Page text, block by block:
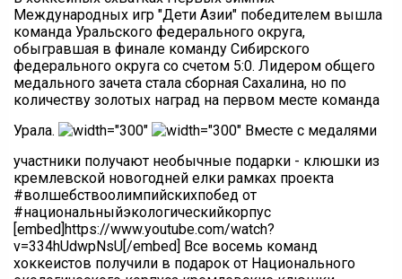
Международных игр "Дети Азии" победителем вышла
команда Уральского федерального округа,
обыгравшая в финале команду Сибирского
федерального округа со счетом 5:0. Лидером общего
медального зачета стала сборная Сахалина, но по
количеству золотых наград на первом месте команда
Урала.
Вместе с медалями
участники получают необычные подарки - клюшки из
кремлевской новогодней елки рамках проекта
#волшебствоолимпийскихпобед от
#национальныйэкологическийкорпус
[embed]https://www.youtube.com/watch?
v=334hUdwpNsU[/embed] Все восемь команд
хоккеистов получили в подарок от Национального